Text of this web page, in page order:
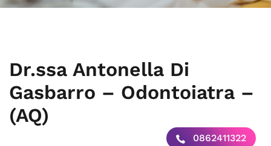
Dr.ssa Antonella Di
Gasbarro – Odontoiatra –
(AQ)
0862411322